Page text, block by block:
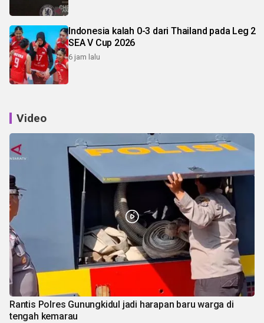
Indonesia kalah 0-3 dari Thailand pada Leg 2
SEA V Cup 2026
6 jam lalu
Video
Rantis Polres Gunungkidul jadi harapan baru warga di
tengah kemarau